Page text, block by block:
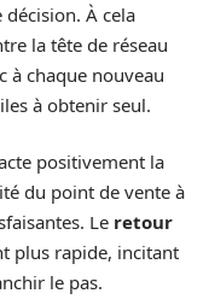
À cela
la tête de réseau
à chaque nouveau
à obtenir seul.
positivement la
du point de vente à
Le retour
plus rapide, incitant
le pas.